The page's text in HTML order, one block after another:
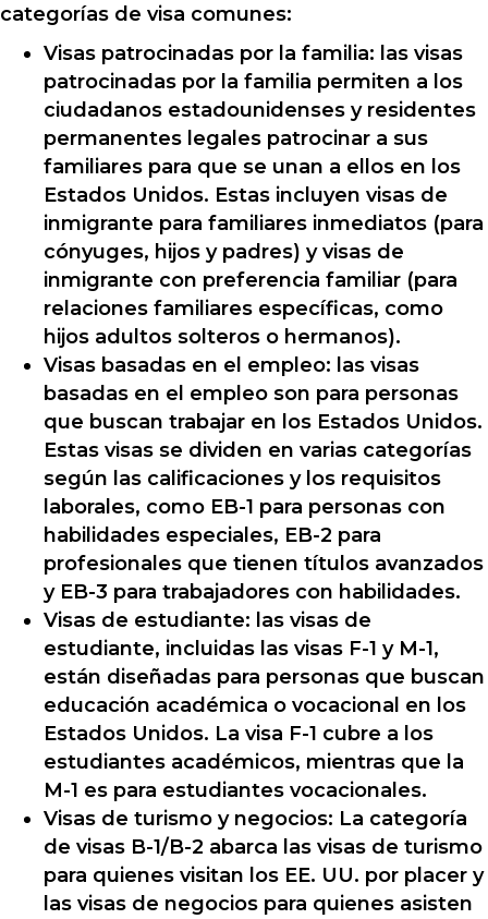
categorías de visa comunes:
Visas patrocinadas por la familia: las visas
patrocinadas por la familia permiten a los
ciudadanos estadounidenses y residentes
permanentes legales patrocinar a sus
familiares para que se unan a ellos en los
Estados Unidos. Estas incluyen visas de
inmigrante para familiares inmediatos (para
cónyuges, hijos y padres) y visas de
inmigrante con preferencia familiar (para
relaciones familiares específicas, como
hijos adultos solteros o hermanos).
Visas basadas en el empleo: las visas
basadas en el empleo son para personas
que buscan trabajar en los Estados Unidos.
Estas visas se dividen en varias categorías
según las calificaciones y los requisitos
laborales, como EB-1 para personas con
habilidades especiales, EB-2 para
profesionales que tienen títulos avanzados
y EB-3 para trabajadores con habilidades.
Visas de estudiante: las visas de
estudiante, incluidas las visas F-1 y M-1,
están diseñadas para personas que buscan
educación académica o vocacional en los
Estados Unidos. La visa F-1 cubre a los
estudiantes académicos, mientras que la
M-1 es para estudiantes vocacionales.
Visas de turismo y negocios: La categoría
de visas B-1/B-2 abarca las visas de turismo
para quienes visitan los EE. UU. por placer y
las visas de negocios para quienes asisten